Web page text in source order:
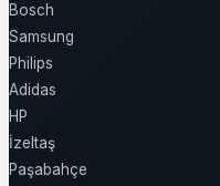
Bosch
Samsung
Philips
Adidas
HP
İzeltaş
Paşabahçe